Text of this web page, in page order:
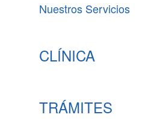
Nuestros Servicios
CLÍNICA
TRÁMITES